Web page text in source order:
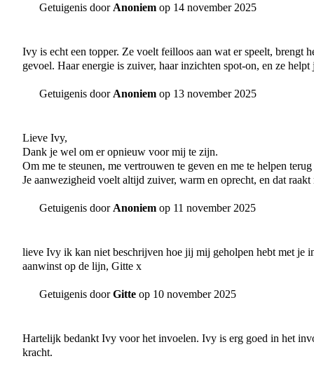
Getuigenis doorAnoniem op 14 november 2025
Ivy is echt een topper. Ze voelt feilloos aan wat er speelt, brengt
gevoel. Haar energie is zuiver, haar inzichten spot-on, en ze
Getuigenis doorAnoniem op 13 november 2025
Lieve Ivy,
Dank je wel om er opnieuw voor mij te zijn.
Om me te steunen, me vertrouwen te geven en me te helpen
Je aanwezigheid voelt altijd zuiver, warm en oprecht, en dat
Getuigenis doorAnoniem op 11 november 2025
lieve Ivy ik kan niet beschrijven hoe jij mij geholpen hebt met je
aanwinst op de lijn, Gitte x
Getuigenis doorGitte op 10 november 2025
Hartelijk bedankt Ivy voor het invoelen. Ivy is erg goed in het
kracht.